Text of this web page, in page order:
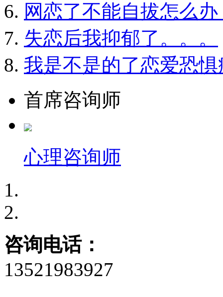
网恋了不能自拔怎么办
失恋后我抑郁了。。。
我是不是的了恋爱恐惧
首席咨询师
心理咨询师
咨询电话：
13521983927